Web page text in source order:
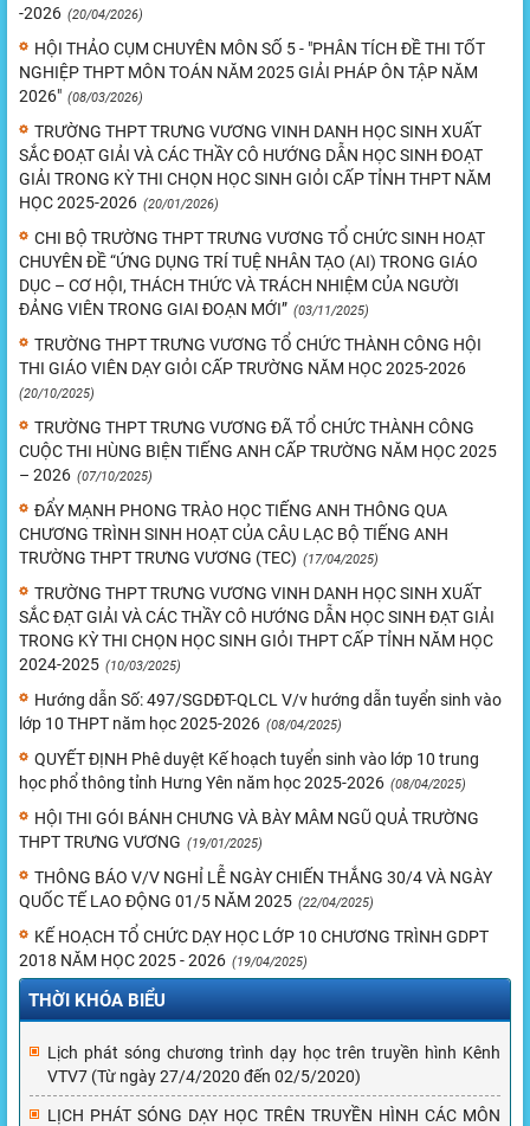
-2026 (20/04/2026)
HỘI THẢO CỤM CHUYÊN MÔN SỐ 5 - "PHÂN TÍCH ĐỀ THI TỐT
NGHIỆP THPT MÔN TOÁN NĂM 2025 GIẢI PHÁP ÔN TẬP NĂM
2026" (08/03/2026)
TRƯỜNG THPT TRƯNG VƯƠNG VINH DANH HỌC SINH XUẤT
SẮC ĐOẠT GIẢI VÀ CÁC THẦY CÔ HƯỚNG DẪN HỌC SINH ĐOẠT
GIẢI TRONG KỲ THI CHỌN HỌC SINH GIỎI CẤP TỈNH THPT NĂM
HỌC 2025-2026 (20/01/2026)
CHI BỘ TRƯỜNG THPT TRƯNG VƯƠNG TỔ CHỨC SINH HOẠT
CHUYÊN ĐỀ “ỨNG DỤNG TRÍ TUỆ NHÂN TẠO (AI) TRONG GIÁO
DỤC – CƠ HỘI, THÁCH THỨC VÀ TRÁCH NHIỆM CỦA NGƯỜI
ĐẢNG VIÊN TRONG GIAI ĐOẠN MỚI” (03/11/2025)
TRƯỜNG THPT TRƯNG VƯƠNG TỔ CHỨC THÀNH CÔNG HỘI
THI GIÁO VIÊN DẠY GIỎI CẤP TRƯỜNG NĂM HỌC 2025-2026
(20/10/2025)
TRƯỜNG THPT TRƯNG VƯƠNG ĐÃ TỔ CHỨC THÀNH CÔNG
CUỘC THI HÙNG BIỆN TIẾNG ANH CẤP TRƯỜNG NĂM HỌC 2025
– 2026 (07/10/2025)
ĐẨY MẠNH PHONG TRÀO HỌC TIẾNG ANH THÔNG QUA
CHƯƠNG TRÌNH SINH HOẠT CỦA CÂU LẠC BỘ TIẾNG ANH
TRƯỜNG THPT TRƯNG VƯƠNG (TEC) (17/04/2025)
TRƯỜNG THPT TRƯNG VƯƠNG VINH DANH HỌC SINH XUẤT
SẮC ĐẠT GIẢI VÀ CÁC THẦY CÔ HƯỚNG DẪN HỌC SINH ĐẠT GIẢI
TRONG KỲ THI CHỌN HỌC SINH GIỎI THPT CẤP TỈNH NĂM HỌC
2024-2025 (10/03/2025)
Hướng dẫn Số: 497/SGDĐT-QLCL V/v hướng dẫn tuyển sinh vào
lớp 10 THPT năm học 2025-2026 (08/04/2025)
QUYẾT ĐỊNH Phê duyệt Kế hoạch tuyển sinh vào lớp 10 trung
học phổ thông tỉnh Hưng Yên năm học 2025-2026 (08/04/2025)
HỘI THI GÓI BÁNH CHƯNG VÀ BÀY MÂM NGŨ QUẢ TRƯỜNG
THPT TRƯNG VƯƠNG (19/01/2025)
THÔNG BÁO V/V NGHỈ LỄ NGÀY CHIẾN THẮNG 30/4 VÀ NGÀY
QUỐC TẾ LAO ĐỘNG 01/5 NĂM 2025 (22/04/2025)
KẾ HOẠCH TỔ CHỨC DẠY HỌC LỚP 10 CHƯƠNG TRÌNH GDPT
2018 NĂM HỌC 2025 - 2026 (19/04/2025)
THỜI KHÓA BIỂU
Lịch phát sóng chương trình dạy học trên truyền hình Kênh
VTV7 (Từ ngày 27/4/2020 đến 02/5/2020)
LỊCH PHÁT SÓNG DẠY HỌC TRÊN TRUYỀN HÌNH CÁC MÔN